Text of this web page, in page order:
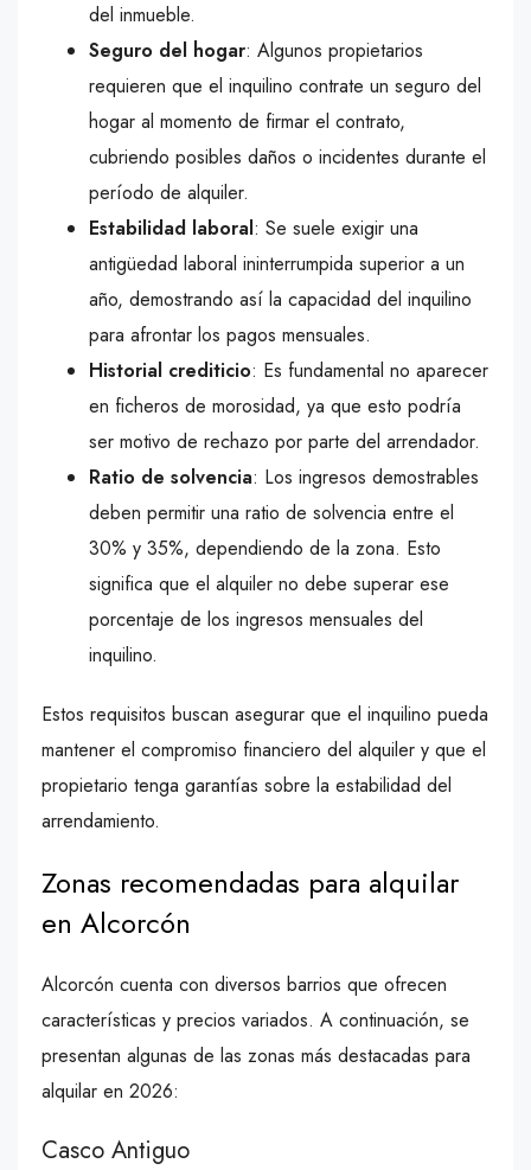
del inmueble.
Seguro del hogar: Algunos propietarios
requieren que el inquilino contrate un seguro del
hogar al momento de firmar el contrato,
cubriendo posibles daños o incidentes durante el
período de alquiler.
Estabilidad laboral: Se suele exigir una
antigüedad laboral ininterrumpida superior a un
año, demostrando así la capacidad del inquilino
para afrontar los pagos mensuales.
Historial crediticio: Es fundamental no aparecer
en ficheros de morosidad, ya que esto podría
ser motivo de rechazo por parte del arrendador.
Ratio de solvencia: Los ingresos demostrables
deben permitir una ratio de solvencia entre el
30% y 35%, dependiendo de la zona. Esto
significa que el alquiler no debe superar ese
porcentaje de los ingresos mensuales del
inquilino.
Estos requisitos buscan asegurar que el inquilino pueda
mantener el compromiso financiero del alquiler y que el
propietario tenga garantías sobre la estabilidad del
arrendamiento.
Zonas recomendadas para alquilar
en Alcorcón
Alcorcón cuenta con diversos barrios que ofrecen
características y precios variados. A continuación, se
presentan algunas de las zonas más destacadas para
alquilar en 2026:
Casco Antiguo